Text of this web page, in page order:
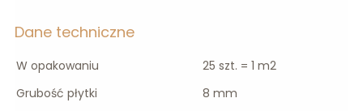
Dane techniczne
W opakowaniu
25 szt. = 1 m2
Grubość płytki
8 mm